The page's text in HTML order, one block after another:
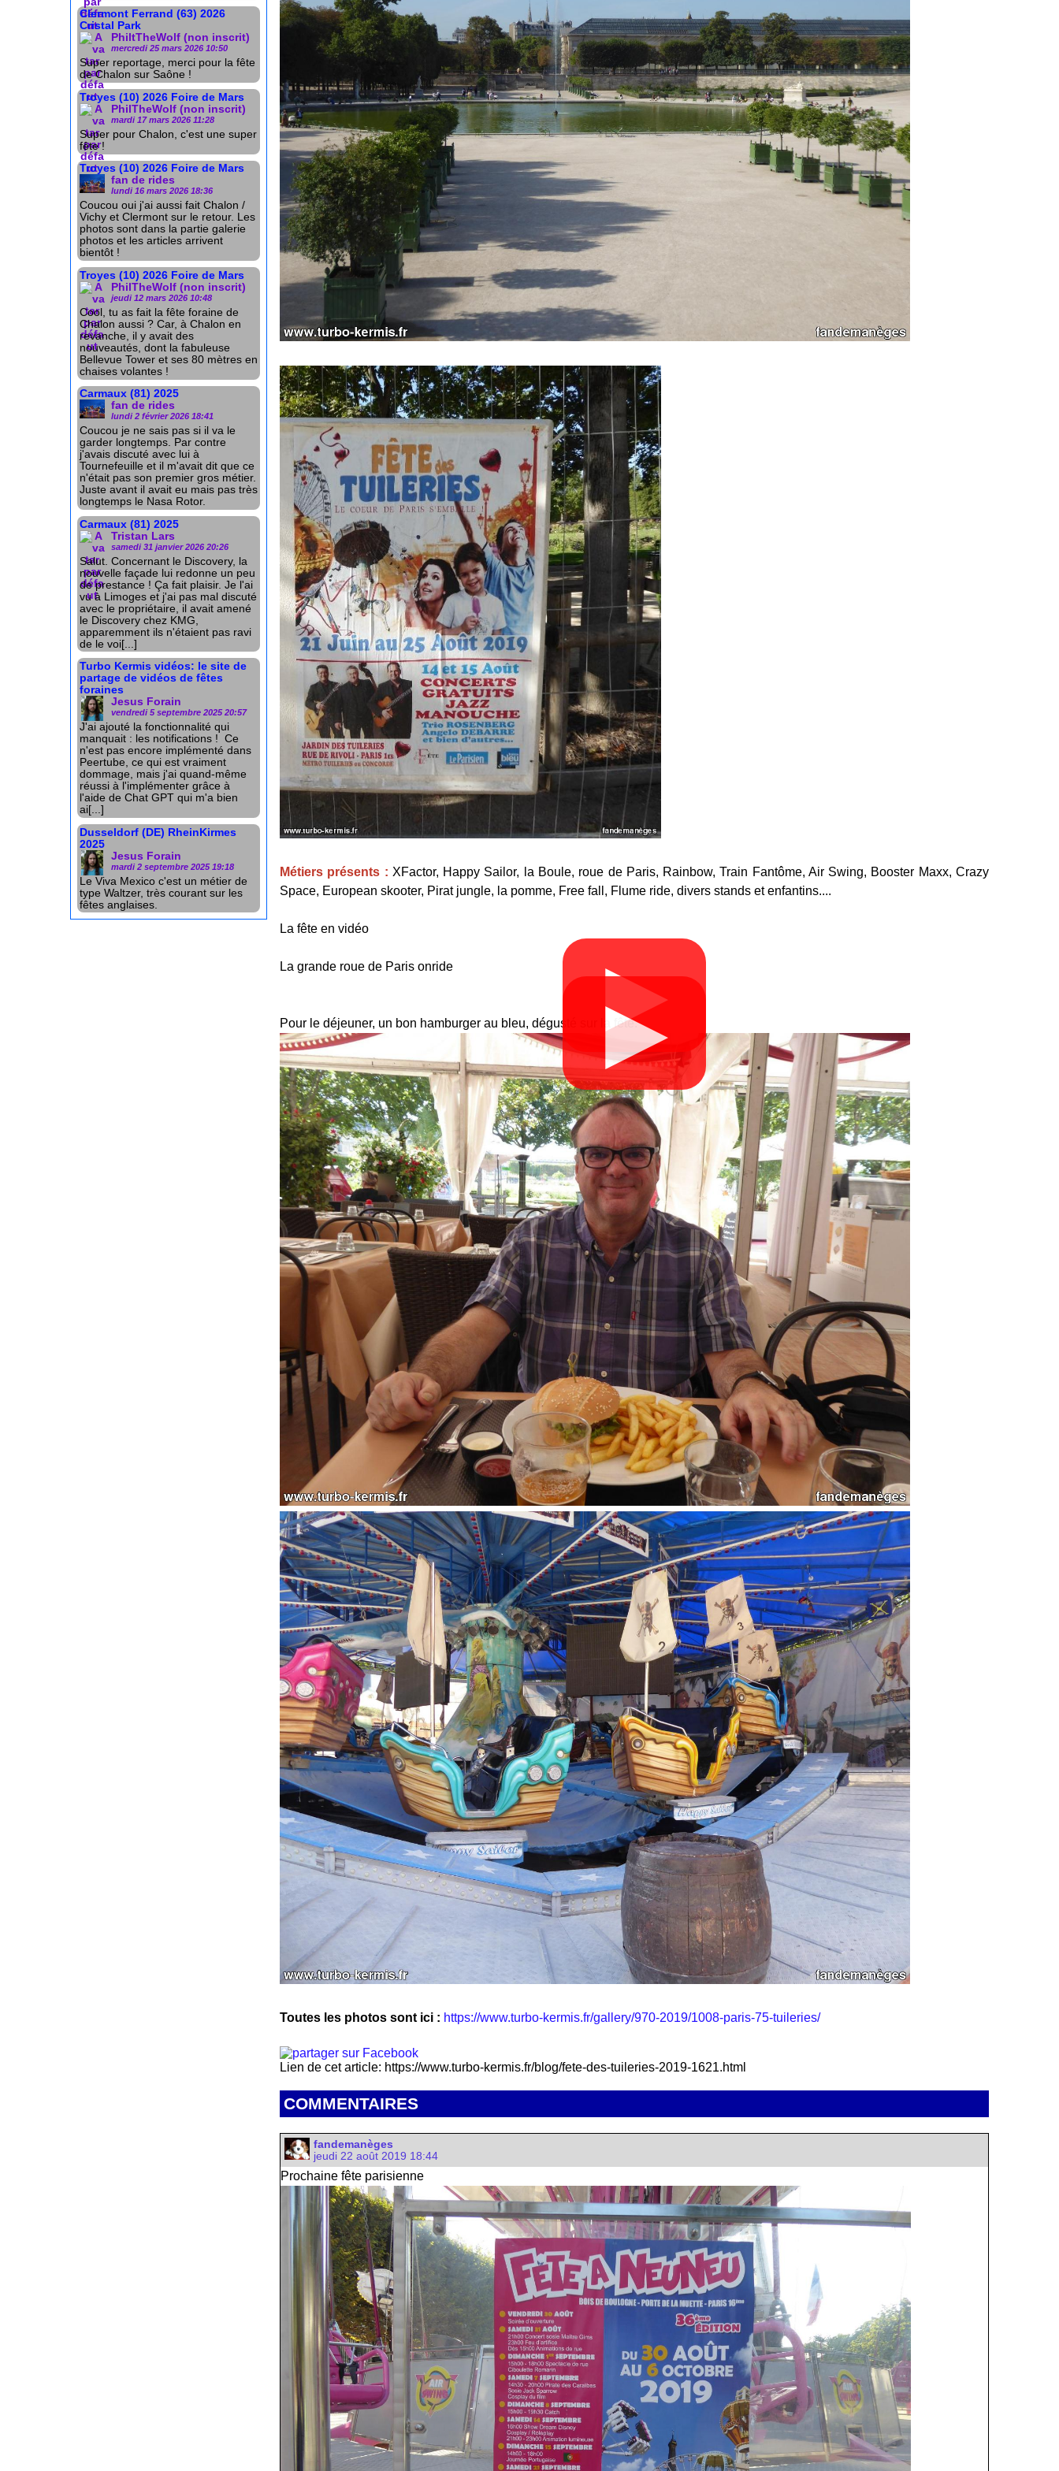
Clermont Ferrand (63) 2026
Cristal Park
PhiltTheWolf (non inscrit)
mercredi 25 mars 2026 10:50
Super reportage, merci pour la fête
de Chalon sur Saône !
Troyes (10) 2026 Foire de Mars
PhilTheWolf (non inscrit)
mardi 17 mars 2026 11:28
Super pour Chalon, c'est une super
fête !
Troyes (10) 2026 Foire de Mars
fan de rides
lundi 16 mars 2026 18:36
Coucou oui j'ai aussi fait Chalon /
Vichy et Clermont sur le retour. Les
photos sont dans la partie galerie
photos et les articles arrivent
bientôt !
Troyes (10) 2026 Foire de Mars
PhilTheWolf (non inscrit)
jeudi 12 mars 2026 10:48
Cool, tu as fait la fête foraine de
Chalon aussi ? Car, à Chalon en
revanche, il y avait des
nouveautés, dont la fabuleuse
Bellevue Tower et ses 80 mètres en
chaises volantes !
Carmaux (81) 2025
fan de rides
lundi 2 février 2026 18:41
Coucou je ne sais pas si il va le
garder longtemps. Par contre
j'avais discuté avec lui à
Tournefeuille et il m'avait dit que ce
n'était pas son premier gros métier.
Juste avant il avait eu mais pas très
longtemps le Nasa Rotor.
Carmaux (81) 2025
Tristan Lars
samedi 31 janvier 2026 20:26
Salut. Concernant le Discovery, la
nouvelle façade lui redonne un peu
de prestance ! Ça fait plaisir. Je l'ai
vu à Limoges et j'ai pas mal discuté
avec le propriétaire, il avait amené
le Discovery chez KMG,
apparemment ils n'étaient pas ravi
de le voi[...]
Turbo Kermis vidéos: le site de
partage de vidéos de fêtes
foraines
Jesus Forain
vendredi 5 septembre 2025 20:57
J'ai ajouté la fonctionnalité qui
manquait : les notifications ! Ce
n'est pas encore implémenté dans
Peertube, ce qui est vraiment
dommage, mais j'ai quand-même
réussi à l'implémenter grâce à
l'aide de Chat GPT qui m'a bien
ai[...]
Dusseldorf (DE) RheinKirmes
2025
Jesus Forain
mardi 2 septembre 2025 19:18
Le Viva Mexico c'est un métier de
type Waltzer, très courant sur les
fêtes anglaises.
Métiers présents : XFactor, Happy Sailor, la Boule, roue de Paris, Rainbow, Train Fantôme, Air Swing, Booster Maxx, Crazy
Space, European skooter, Pirat jungle, la pomme, Free fall, Flume ride, divers stands et enfantins....
La fête en vidéo
▶
La grande roue de Paris onride
▶
Pour le déjeuner, un bon hamburger au bleu, dégusté sur la fête.
Toutes les photos sont ici : https://www.turbo-kermis.fr/gallery/970-2019/1008-paris-75-tuileries/
Lien de cet article: https://www.turbo-kermis.fr/blog/fete-des-tuileries-2019-1621.html
COMMENTAIRES
fandemanèges
jeudi 22 août 2019 18:44
Prochaine fête parisienne